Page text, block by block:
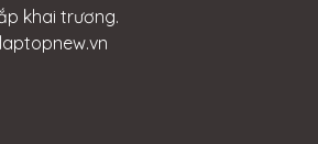
khai trương.